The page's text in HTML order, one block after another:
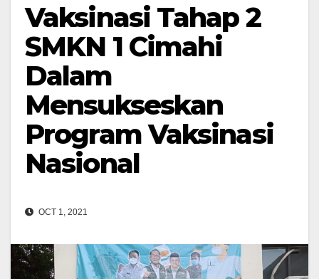
Vaksinasi Tahap 2
SMKN 1 Cimahi
Dalam
Mensukseskan
Program Vaksinasi
Nasional
OCT 1, 2021